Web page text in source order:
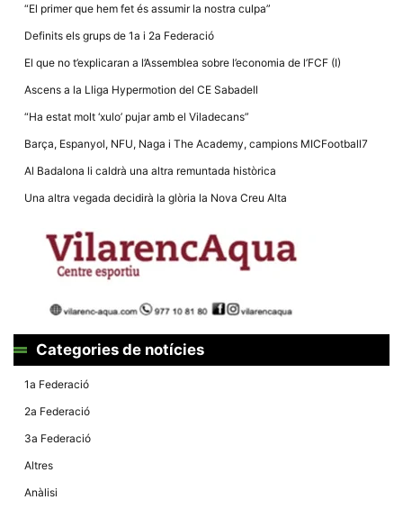
“El primer que hem fet és assumir la nostra culpa”
Definits els grups de 1a i 2a Federació
El que no t’explicaran a l’Assemblea sobre l’economia de l’FCF (I)
Ascens a la Lliga Hypermotion del CE Sabadell
“Ha estat molt ‘xulo’ pujar amb el Viladecans”
Barça, Espanyol, NFU, Naga i The Academy, campions MICFootball7
Al Badalona li caldrà una altra remuntada històrica
Una altra vegada decidirà la glòria la Nova Creu Alta
Categories de notícies
1a Federació
2a Federació
3a Federació
Altres
Anàlisi
Estadístiques
de manera
del lloc web
la funcionalitat
estructura.
Experiència
components
tècnics del
nostre lloc web
dispositiu que
possible. Si